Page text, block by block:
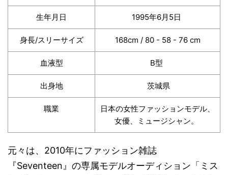
生年月日 1995年6月5日
身長/スリーサイズ 168cm / 80 - 58 - 76 cm
血液型 B型
出身地 茨城県
職業
日本の女性ファッションモデル、
女優、ミュージシャン。
元々は、2010年にファッション雑誌
『Seventeen』の専属モデルオーディション「ミス